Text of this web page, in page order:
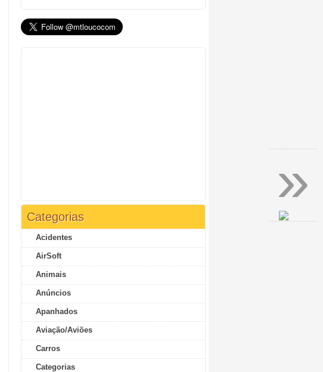
Categorias
Acidentes
AirSoft
Animais
Anúncios
Apanhados
Aviação/Aviões
Carros
Categorias
»